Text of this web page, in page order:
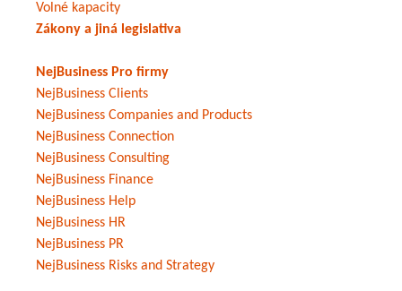
Volné kapacity
Zákony a jiná legislativa
NejBusiness Pro firmy
NejBusiness Clients
NejBusiness Companies and Products
NejBusiness Connection
NejBusiness Consulting
NejBusiness Finance
NejBusiness Help
NejBusiness HR
NejBusiness PR
NejBusiness Risks and Strategy